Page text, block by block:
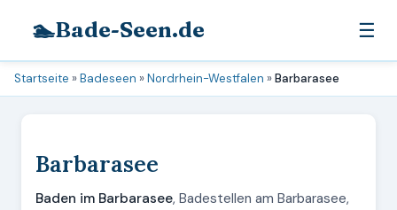
🏊Bade-Seen.de ☰
Startseite »Badeseen »Nordrhein-Westfalen »Barbarasee
Barbarasee
Baden im Barbarasee, Badestellen am Barbarasee,